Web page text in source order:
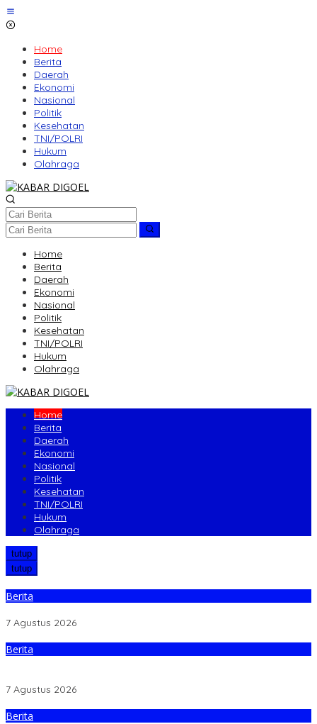
Lewati
ke
Home
Berita
Daerah
Ekonomi
Nasional
Politik
Kesehatan
TNI/POLRI
Hukum
Olahraga
Home
Berita
Daerah
Ekonomi
Nasional
Politik
Kesehatan
TNI/POLRI
Hukum
Olahraga
Home
Berita
Daerah
Ekonomi
Nasional
Politik
Kesehatan
TNI/POLRI
Hukum
Olahraga
tutup
tutup
Berita
7 Agustus 2026
Berita
7 Agustus 2026
Berita